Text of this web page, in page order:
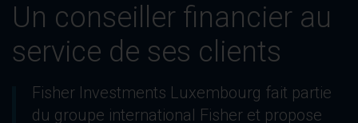
SlideUn conseiller financier au
service de ses clients
Fisher Investments Luxembourg fait partie
du groupe international Fisher et propose